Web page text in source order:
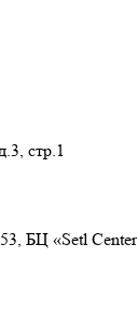
стр.1
БЦ «Setl